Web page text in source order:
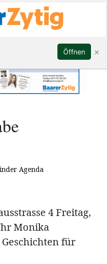
Agenda
4 Freitag,
Monika
für
Öffnen ×